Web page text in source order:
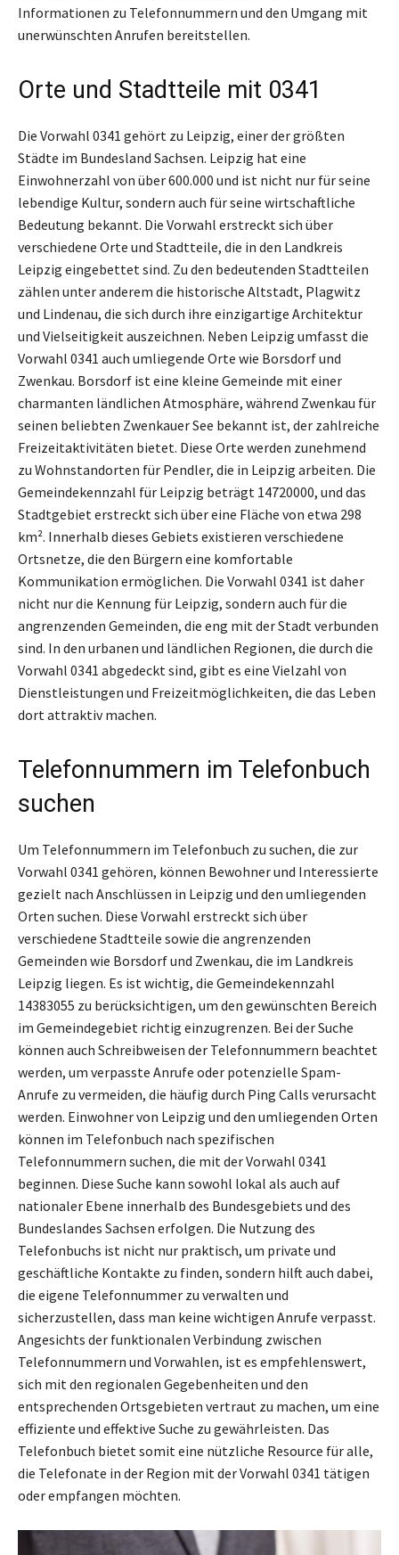
Informationen zu Telefonnummern und den Umgang mit
unerwünschten Anrufen bereitstellen.
Orte und Stadtteile mit 0341
Die Vorwahl 0341 gehört zu Leipzig, einer der größten
Städte im Bundesland Sachsen. Leipzig hat eine
Einwohnerzahl von über 600.000 und ist nicht nur für seine
lebendige Kultur, sondern auch für seine wirtschaftliche
Bedeutung bekannt. Die Vorwahl erstreckt sich über
verschiedene Orte und Stadtteile, die in den Landkreis
Leipzig eingebettet sind. Zu den bedeutenden Stadtteilen
zählen unter anderem die historische Altstadt, Plagwitz
und Lindenau, die sich durch ihre einzigartige Architektur
und Vielseitigkeit auszeichnen. Neben Leipzig umfasst die
Vorwahl 0341 auch umliegende Orte wie Borsdorf und
Zwenkau. Borsdorf ist eine kleine Gemeinde mit einer
charmanten ländlichen Atmosphäre, während Zwenkau für
seinen beliebten Zwenkauer See bekannt ist, der zahlreiche
Freizeitaktivitäten bietet. Diese Orte werden zunehmend
zu Wohnstandorten für Pendler, die in Leipzig arbeiten. Die
Gemeindekennzahl für Leipzig beträgt 14720000, und das
Stadtgebiet erstreckt sich über eine Fläche von etwa 298
km². Innerhalb dieses Gebiets existieren verschiedene
Ortsnetze, die den Bürgern eine komfortable
Kommunikation ermöglichen. Die Vorwahl 0341 ist daher
nicht nur die Kennung für Leipzig, sondern auch für die
angrenzenden Gemeinden, die eng mit der Stadt verbunden
sind. In den urbanen und ländlichen Regionen, die durch die
Vorwahl 0341 abgedeckt sind, gibt es eine Vielzahl von
Dienstleistungen und Freizeitmöglichkeiten, die das Leben
dort attraktiv machen.
Telefonnummern im Telefonbuch
suchen
Um Telefonnummern im Telefonbuch zu suchen, die zur
Vorwahl 0341 gehören, können Bewohner und Interessierte
gezielt nach Anschlüssen in Leipzig und den umliegenden
Orten suchen. Diese Vorwahl erstreckt sich über
verschiedene Stadtteile sowie die angrenzenden
Gemeinden wie Borsdorf und Zwenkau, die im Landkreis
Leipzig liegen. Es ist wichtig, die Gemeindekennzahl
14383055 zu berücksichtigen, um den gewünschten Bereich
im Gemeindegebiet richtig einzugrenzen. Bei der Suche
können auch Schreibweisen der Telefonnummern beachtet
werden, um verpasste Anrufe oder potenzielle Spam-
Anrufe zu vermeiden, die häufig durch Ping Calls verursacht
werden. Einwohner von Leipzig und den umliegenden Orten
können im Telefonbuch nach spezifischen
Telefonnummern suchen, die mit der Vorwahl 0341
beginnen. Diese Suche kann sowohl lokal als auch auf
nationaler Ebene innerhalb des Bundesgebiets und des
Bundeslandes Sachsen erfolgen. Die Nutzung des
Telefonbuchs ist nicht nur praktisch, um private und
geschäftliche Kontakte zu finden, sondern hilft auch dabei,
die eigene Telefonnummer zu verwalten und
sicherzustellen, dass man keine wichtigen Anrufe verpasst.
Angesichts der funktionalen Verbindung zwischen
Telefonnummern und Vorwahlen, ist es empfehlenswert,
sich mit den regionalen Gegebenheiten und den
entsprechenden Ortsgebieten vertraut zu machen, um eine
effiziente und effektive Suche zu gewährleisten. Das
Telefonbuch bietet somit eine nützliche Resource für alle,
die Telefonate in der Region mit der Vorwahl 0341 tätigen
oder empfangen möchten.